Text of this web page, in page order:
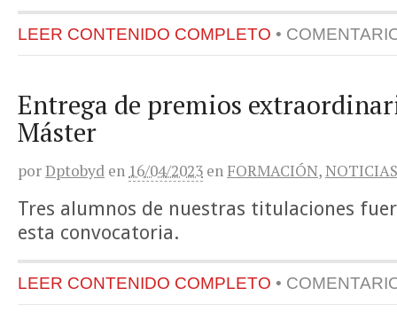
LEER CONTENIDO COMPLETO •
Entrega de premios
Máster
porDptobyd en 16/04/2023 en FORMACIÓN,NOTICIAS
Tres alumnos de nuestras titulaciones
esta convocatoria.
LEER CONTENIDO COMPLETO •